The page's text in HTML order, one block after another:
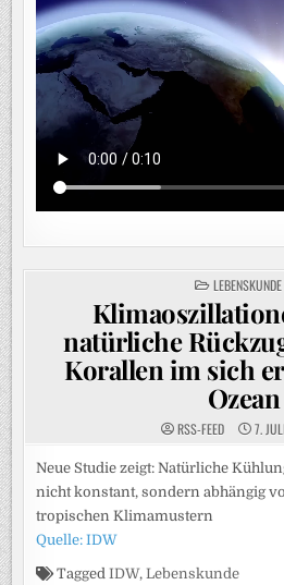
POSTED
IN
LEBENSKUNDE
natürliche
Korallen im sich
Ozean
RSS-FEED 7.
Neue Studie zeigt: Natürliche
nicht konstant, sondern abhängig
tropischen Klimamustern
Quelle: IDW
TaggedIDW,Lebenskunde